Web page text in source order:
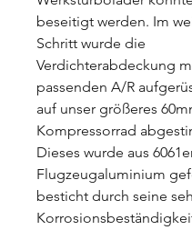
beseitigt werden. Im
Schritt wurde die
Verdichterabdeckung
passenden A/R
auf unser größeres
Kompressorrad
Dieses wurde aus
Flugzeugaluminium
besticht durch seine